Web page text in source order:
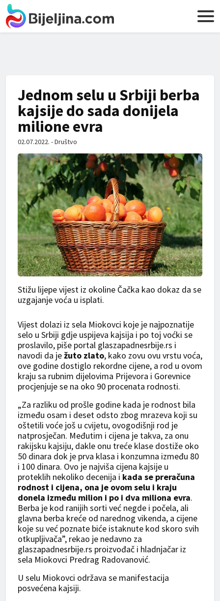
Jednom selu u Srbiji berba
kajsije do sada donijela
milione evra
02.07.2022. - Društvo
Stižu lijepe vijest iz okoline Čačka kao dokaz da se
uzgajanje voća u isplati.
Vijest dolazi iz sela Miokovci koje je najpoznatije
selo u Srbiji gdje uspijeva kajsija i po toj voćki se
proslavilo, piše portal glaszapadnesrbije.rs i
navodi da ježuto zlato, kako zovu ovu vrstu voća,
ove godine dostiglo rekordne cijene, a rod u ovom
kraju sa rubnim dijelovima Prijevora i Gorevnice
procjenjuje se na oko 90 procenata rodnosti.
„Za razliku od prošle godine kada je rodnost bila
između osam i deset odsto zbog mrazeva koji su
oštetili voće još u cvijetu, ovogodišnji rod je
natprosječan. Međutim i cijena je takva, za onu
rakijsku kajsiju, dakle onu treće klase dostiže oko
50 dinara dok je prva klasa i konzumna između 80
i 100 dinara. Ovo je najviša cijena kajsije u
proteklih nekoliko decenija i kada se preračuna
rodnost i cijena, ona je ovom selu i kraju
donela između milion i po i dva miliona evra.
Berba je kod ranijih sorti već negde i počela, ali
glavna berba kreće od narednog vikenda, a cijene
koje su već poznate biće istaknute kod skoro svih
otkupljivača”, rekao je nedavno za
glaszapadnesrbije.rs proizvođač i hladnjačar iz
sela Miokovci Predrag Radovanović.
U selu Miokovci održava se manifestacija
posvećena kajsiji.